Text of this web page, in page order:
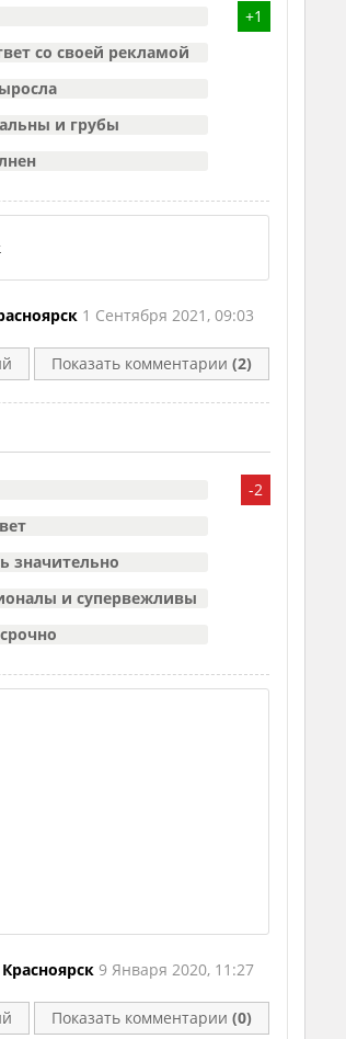
+1
со своей рекламой
и грубы
1 Сентября 2021, 09:03
Показать комментарии (2)
-2
значительно
и супервежливы
Красноярск9 Января 2020, 11:27
Показать комментарии (0)